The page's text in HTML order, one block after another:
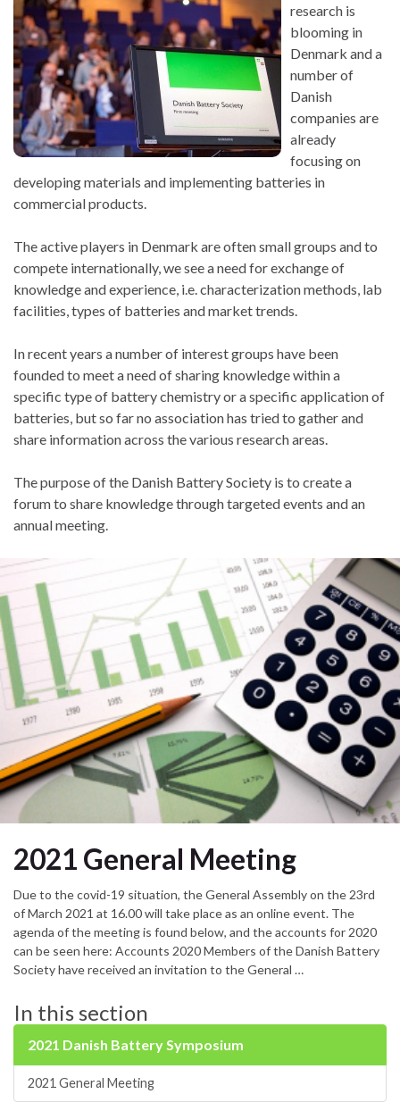
research is
blooming in
Denmark and a
number of
Danish
companies are
already
focusing on
developing materials and implementing batteries in
commercial products.
The active players in Denmark are often small groups and to
compete internationally, we see a need for exchange of
knowledge and experience, i.e. characterization methods, lab
facilities, types of batteries and market trends.
In recent years a number of interest groups have been
founded to meet a need of sharing knowledge within a
specific type of battery chemistry or a specific application of
batteries, but so far no association has tried to gather and
share information across the various research areas.
The purpose of the Danish Battery Society is to create a
forum to share knowledge through targeted events and an
annual meeting.
2021 General Meeting
Due to the covid-19 situation, the General Assembly on the 23rd
of March 2021 at 16.00 will take place as an online event. The
agenda of the meeting is found below, and the accounts for 2020
can be seen here: Accounts 2020 Members of the Danish Battery
Society have received an invitation to the General …
In this section
2021 Danish Battery Symposium
2021 General Meeting